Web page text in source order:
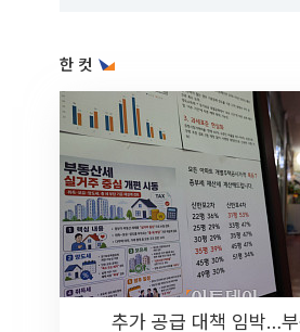
한 컷
추가 공급 대책 임박…